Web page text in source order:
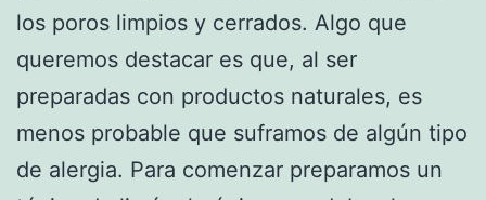
los poros limpios y cerrados. Algo que
queremos destacar es que, al ser
preparadas con productos naturales, es
menos probable que suframos de algún tipo
de alergia. Para comenzar preparamos un